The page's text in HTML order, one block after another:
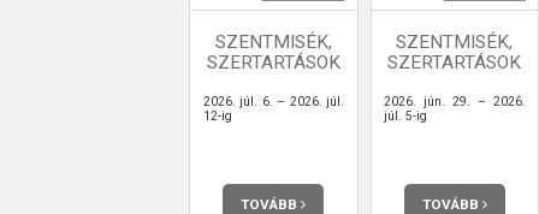
SZENTMISÉK,
SZERTARTÁSOK
2026. júl. 6. – 2026. júl.
12-ig
TOVÁBB
SZENTMISÉK,
SZERTARTÁSOK
2026. jún. 29. – 2026.
júl. 5-ig
TOVÁBB